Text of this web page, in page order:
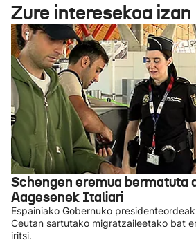
Zure interesekoa
Schengen eremua bermatuta
Aagesenek Italiari
Espainiako Gobernuko
Ceutan sartutako migratzaileetako bat
iritsi.